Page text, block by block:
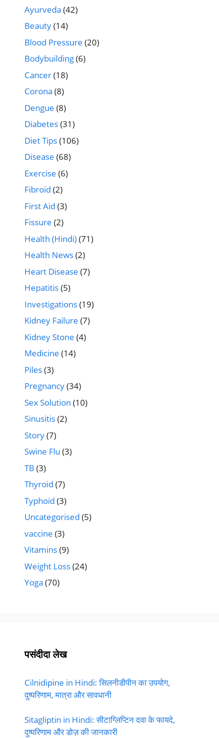
Ayurveda (42)
Beauty(14)
Blood Pressure (20)
Bodybuilding(6)
Cancer(18)
Corona (8)
Dengue (8)
Diabetes(31)
Diet Tips(106)
Disease (68)
Exercise (6)
Fibroid (2)
First Aid (3)
Fissure (2)
Health (Hindi)(71)
Health News(2)
Heart Disease (7)
Hepatitis(5)
Investigations(19)
Kidney Failure (7)
Kidney Stone (4)
Medicine (14)
Piles(3)
Pregnancy(34)
Sex Solution (10)
Sinusitis(2)
Story(7)
Swine Flu (3)
TB (3)
Thyroid (7)
Typhoid (3)
Uncategorised (5)
vaccine (3)
Vitamins(9)
Weight Loss(24)
Yoga (70)
पसंदीदा लेख
Cilnidipine in Hindi: सिलनीडीपीन का उपयोग,
दुष्परिणाम, मात्रा और सावधानी
Sitagliptin in Hindi: सीटाग्लिप्टिन दवा के फायदे,
दुष्परिणाम और डोज़ की जानकारी